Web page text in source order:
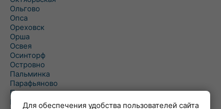
Ольгово
Опса
Ореховск
Орша
Освея
Осинторф
Островно
Пальминка
Парафьяново
Плисса
ПовятьеДля обеспечения удобства пользователей сайта